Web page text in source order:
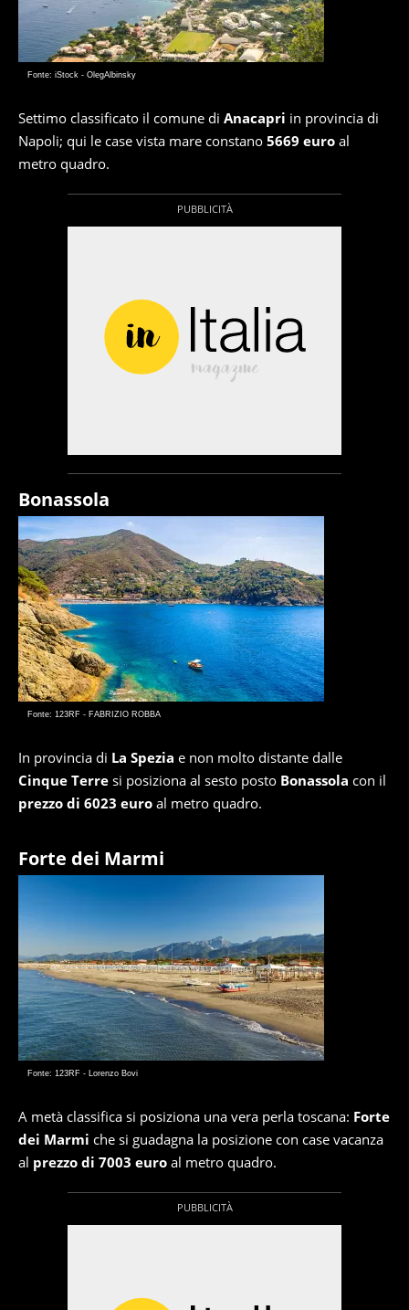
Fonte: iStock - OlegAlbinsky
Settimo classificato il comune di Anacapri in provincia di
Napoli; qui le case vista mare constano 5669 euro al
metro quadro.
Bonassola
Fonte: 123RF - FABRIZIO ROBBA
In provincia di La Spezia e non molto distante dalle
Cinque Terre si posiziona al sesto posto Bonassola con il
prezzo di 6023 euro al metro quadro.
Forte dei Marmi
Fonte: 123RF - Lorenzo Bovi
A metà classifica si posiziona una vera perla toscana: Forte
dei Marmi che si guadagna la posizione con case vacanza
al prezzo di 7003 euro al metro quadro.